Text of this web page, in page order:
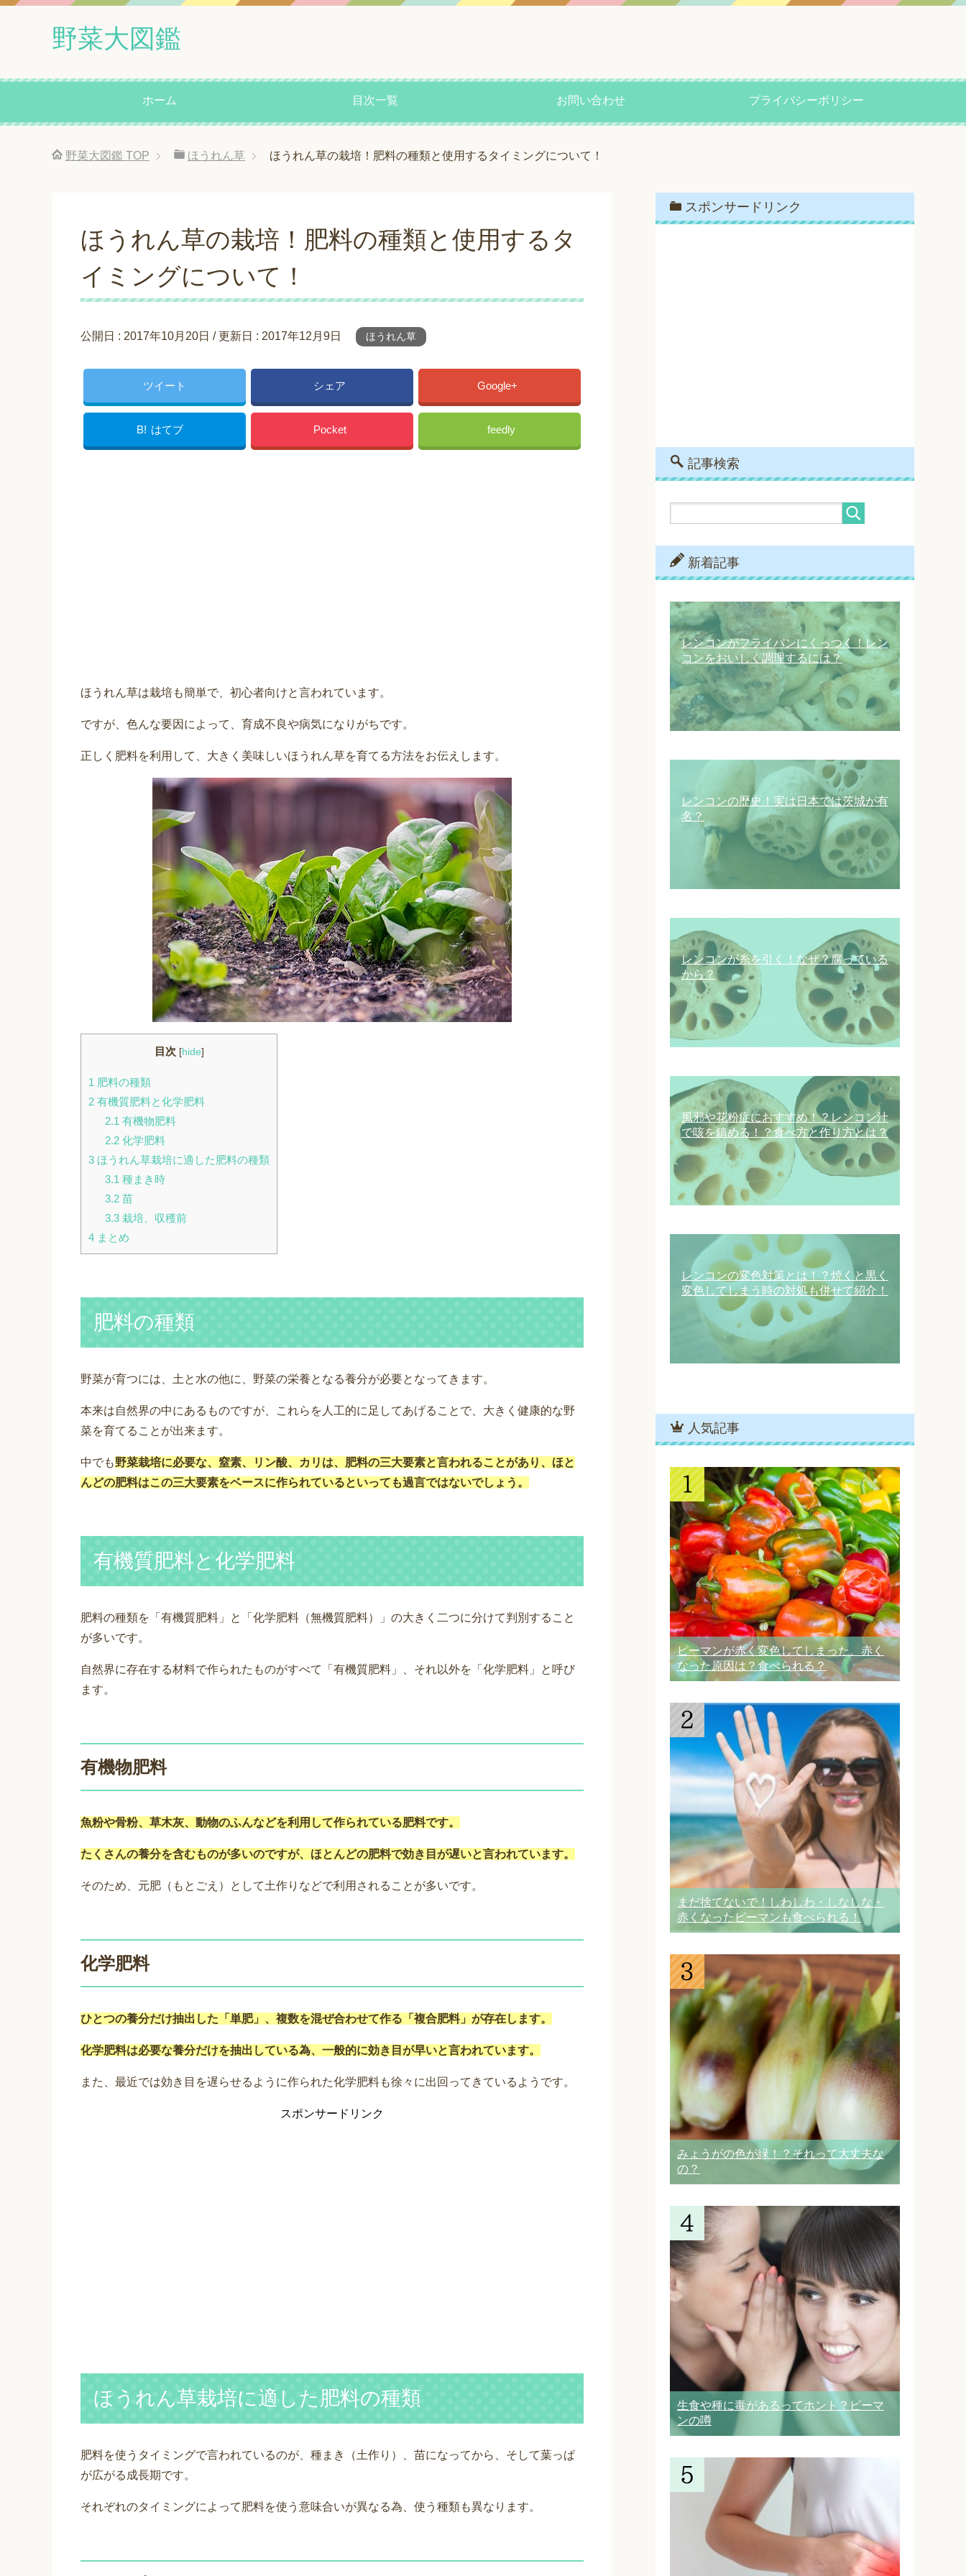
野菜大図鑑
ホーム 目次一覧 お問い合わせ プライバシーポリシー
野菜大図鑑 TOP ほうれん草 ほうれん草の栽培！肥料の種類と使用するタイミングについて！
ほうれん草の栽培！肥料の種類と使用するタ
イミングについて！
公開日 : 2017年10月20日 / 更新日 : 2017年12月9日 ほうれん草
ツイート シェア Google+
B! はてブ Pocket feedly
ほうれん草は栽培も簡単で、初心者向けと言われています。
ですが、色んな要因によって、育成不良や病気になりがちです。
正しく肥料を利用して、大きく美味しいほうれん草を育てる方法をお伝えします。
目次 [hide]
1 肥料の種類
2 有機質肥料と化学肥料
2.1 有機物肥料
2.2化学肥料
3 ほうれん草栽培に適した肥料の種類
3.1 種まき時
3.2苗
3.3栽培、収穫前
4 まとめ
肥料の種類
野菜が育つには、土と水の他に、野菜の栄養となる養分が必要となってきます。
本来は自然界の中にあるものですが、これらを人工的に足してあげることで、大きく健康的な野
菜を育てることが出来ます。
中でも野菜栽培に必要な、窒素、リン酸、カリは、肥料の三大要素と言われることがあり、ほと
んどの肥料はこの三大要素をベースに作られているといっても過言ではないでしょう。
有機質肥料と化学肥料
肥料の種類を「有機質肥料」と「化学肥料（無機質肥料）」の大きく二つに分けて判別すること
が多いです。
自然界に存在する材料で作られたものがすべて「有機質肥料」、それ以外を「化学肥料」と呼び
ます。
有機物肥料
魚粉や骨粉、草木灰、動物のふんなどを利用して作られている肥料です。
たくさんの養分を含むものが多いのですが、ほとんどの肥料で効き目が遅いと言われています。
そのため、元肥（もとごえ）として土作りなどで利用されることが多いです。
化学肥料
ひとつの養分だけ抽出した「単肥」、複数を混ぜ合わせて作る「複合肥料」が存在します。
化学肥料は必要な養分だけを抽出している為、一般的に効き目が早いと言われています。
また、最近では効き目を遅らせるように作られた化学肥料も徐々に出回ってきているようです。
スポンサードリンク
ほうれん草栽培に適した肥料の種類
肥料を使うタイミングで言われているのが、種まき（土作り）、苗になってから、そして葉っぱ
が広がる成長期です。
それぞれのタイミングによって肥料を使う意味合いが異なる為、使う種類も異なります。
スポンサードリンク
記事検索
新着記事
レンコンがフライパンにくっつく！レン
コンをおいしく調理するには？
レンコンの歴史！実は日本では茨城が有
名？
レンコンが糸を引く！なぜ？腐っている
から？
風邪や花粉症におすすめ！？レンコン汁
で咳を鎮める！？食べ方と作り方とは？
レンコンの変色対策とは！？焼くと黒く
変色してしまう時の対処も併せて紹介！
人気記事
ピーマンが赤く変色してしまった、赤く
なった原因は？食べられる？
まだ捨てないで！しわしわ・しなしな・
赤くなったピーマンも食べられる！
みょうがの色が緑！？それって大丈夫な
の？
生食や種に毒があるってホント？ピーマ
ンの噂